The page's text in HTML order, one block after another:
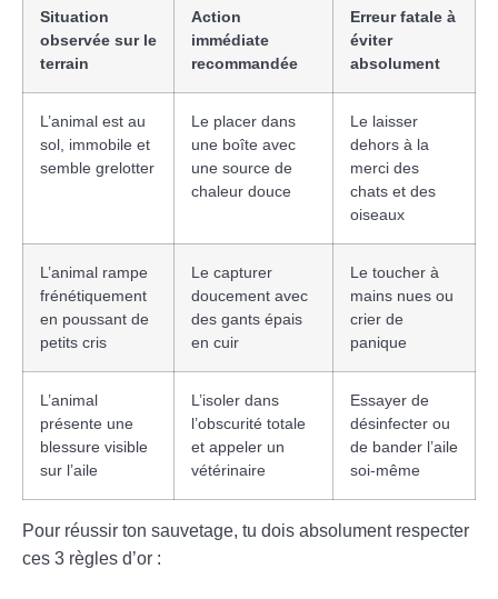
Situation
observée sur le
terrain
Action
immédiate
recommandée
Erreur fatale à
éviter
absolument
L’animal est au
sol, immobile et
semble grelotter
Le placer dans
une boîte avec
une source de
chaleur douce
Le laisser
dehors à la
merci des
chats et des
oiseaux
L’animal rampe
frénétiquement
en poussant de
petits cris
Le capturer
doucement avec
des gants épais
en cuir
Le toucher à
mains nues ou
crier de
panique
L’animal
présente une
blessure visible
sur l’aile
L’isoler dans
l’obscurité totale
et appeler un
vétérinaire
Essayer de
désinfecter ou
de bander l’aile
soi-même
Pour réussir ton sauvetage, tu dois absolument respecter
ces 3 règles d’or :